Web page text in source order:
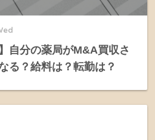
自分の薬局がM&A買収さ
る？給料は？転勤は？